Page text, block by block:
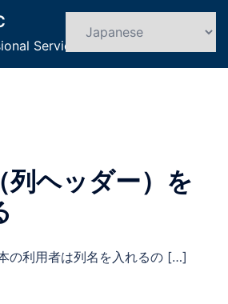
Service
ト
グ
列ヘッダー）を
の利用者は列名を入れるの […]